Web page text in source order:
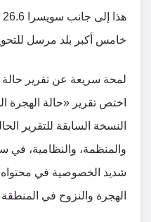
خامس أكبر بلد مرسل للتحويلات
لمحة سريعة عن تقرير حالة
النسخة السابقة للتقرير
والمنظمة، والنظامية، في
شديد الخصوصية في
الهجرة والنزوح في المنطقة